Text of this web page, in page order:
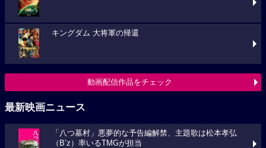
キングダム 大将軍の帰還
動画配信作品をチェック
最新映画ニュース
「八つ墓村」悪夢的な予告編解禁、主題歌は松本孝弘
（B’z）率いるTMGが担当